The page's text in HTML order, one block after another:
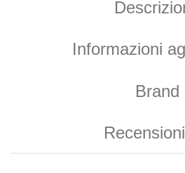
Informazioni
Brand